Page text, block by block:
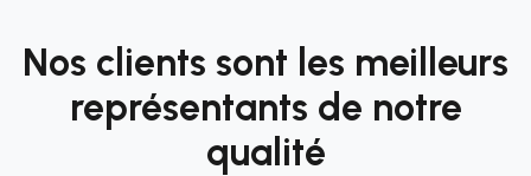
Nos clients sont les meilleurs
représentants de notre
qualité